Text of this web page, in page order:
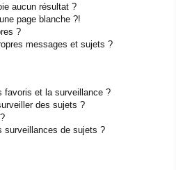
aucun résultat ?
page blanche ?!
?
messages et sujets ?
favoris et la surveillance ?
des sujets ?
surveillances de sujets ?